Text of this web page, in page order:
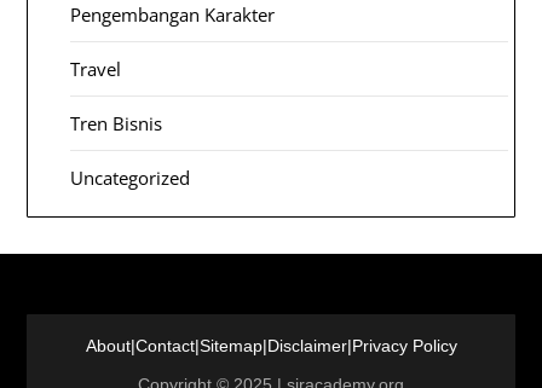
Pengembangan Karakter
Travel
Tren Bisnis
Uncategorized
About|Contact|Sitemap|Disclaimer|Privacy Policy
Copyright © 2025 | sjracademy.org